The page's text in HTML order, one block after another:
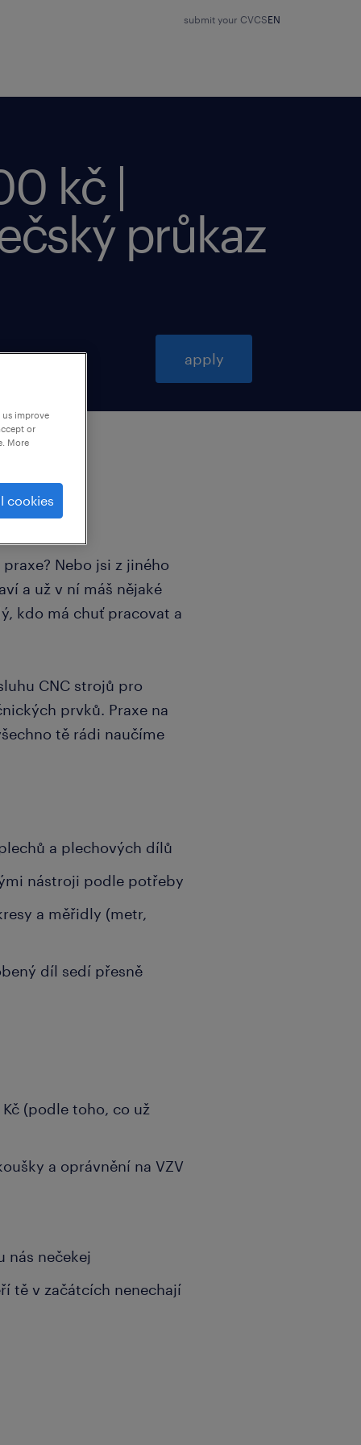
submit your CVCSEN
kč |
průkaz
apply
Nebo jsi z jiného
a už v ní máš nějaké
kdo má chuť pracovat a
CNC strojů pro
prvků. Praxe na
tě rádi naučíme
a plechových dílů
nástroji podle potřeby
a měřidly (metr,
díl sedí přesně
(podle toho, co už
a oprávnění na VZV
nás nečekej
tě v začátcích nenechají
oboru (zde
improve
or
More
cookies